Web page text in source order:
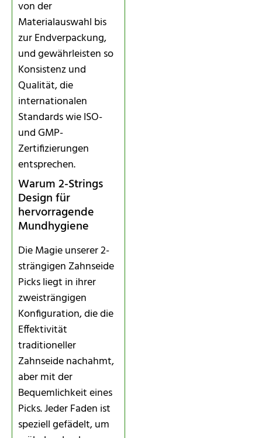
von der
Materialauswahl bis
zur Endverpackung,
und gewährleisten so
Konsistenz und
Qualität, die
internationalen
Standards wie ISO-
und GMP-
Zertifizierungen
entsprechen.
Warum 2-Strings
Design für
hervorragende
Mundhygiene
Die Magie unserer 2-
strängigen Zahnseide
Picks liegt in ihrer
zweisträngigen
Konfiguration, die die
Effektivität
traditioneller
Zahnseide nachahmt,
aber mit der
Bequemlichkeit eines
Picks. Jeder Faden ist
speziell gefädelt, um